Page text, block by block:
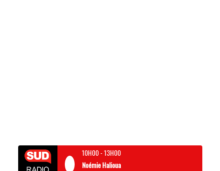
10H00-13H00
Noémie Halioua